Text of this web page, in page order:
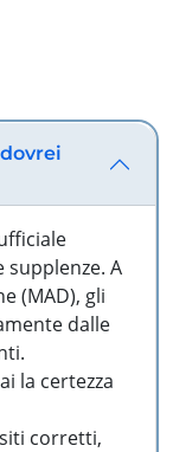
A
(MAD), gli
dalle
la certezza
corretti,